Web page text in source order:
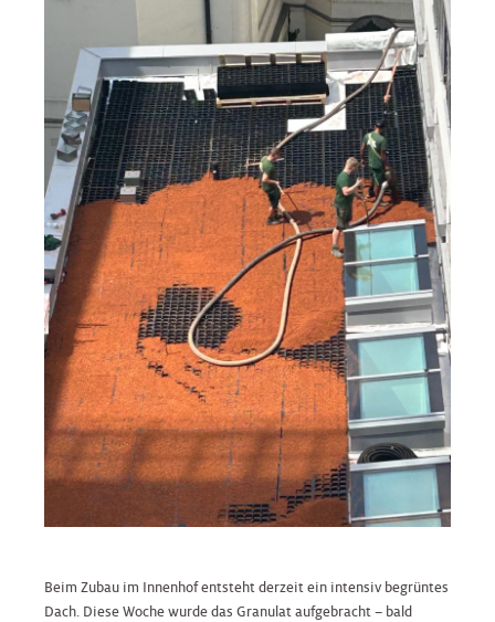
Beim Zubau im Innenhof entsteht derzeit ein intensiv begrüntes
Dach. Diese Woche wurde das Granulat aufgebracht – bald